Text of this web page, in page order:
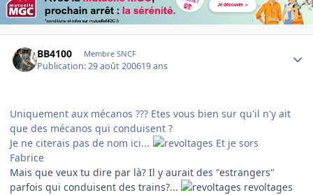
BB4100 Membre SNCF
Publication:29 août 200619 ans
Uniquement aux mécanos ??? Etes vous bien sur qu'il n'y ait
que des mécanos qui conduisent ?
Je ne citerais pas de nom ici...
Et je sors
Fabrice
Mais que veux tu dire par là? Il y aurait des "estrangers"
parfois qui conduisent des trains?...
revoltages